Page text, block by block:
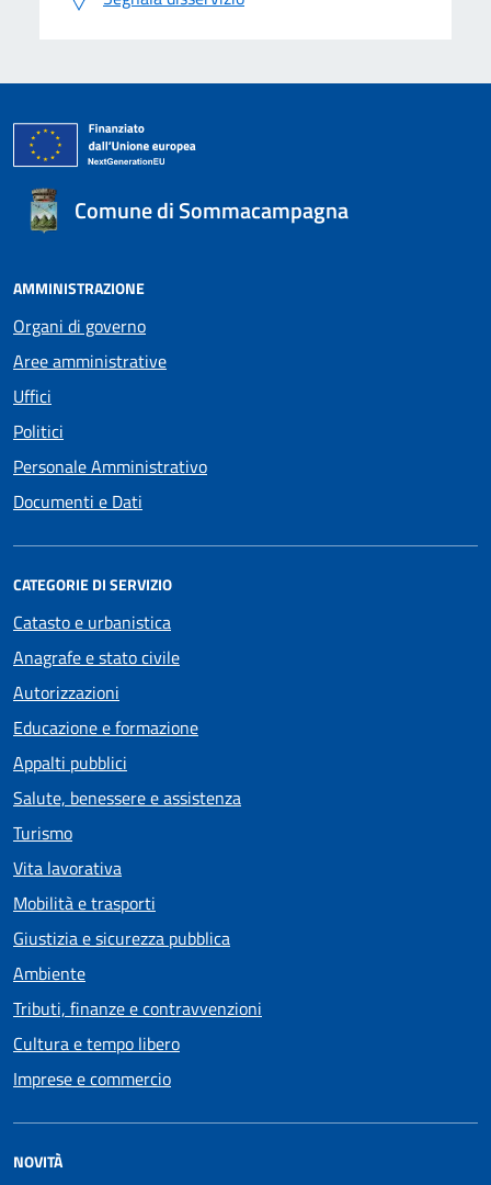
Comune di Sommacampagna
AMMINISTRAZIONE
Organi di governo
Aree amministrative
Uffici
Politici
Personale Amministrativo
Documenti e Dati
CATEGORIE DI SERVIZIO
Catasto e urbanistica
Anagrafe e stato civile
Autorizzazioni
Educazione e formazione
Appalti pubblici
Salute, benessere e assistenza
Turismo
Vita lavorativa
Mobilità e trasporti
Giustizia e sicurezza pubblica
Ambiente
Tributi, finanze e contravvenzioni
Cultura e tempo libero
Imprese e commercio
NOVITÀ